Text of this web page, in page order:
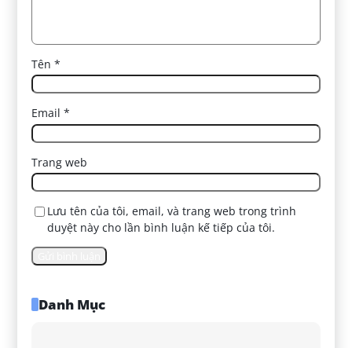
Tên*
Email*
Trang web
Lưu tên của tôi, email, và trang web trong trình
duyệt này cho lần bình luận kế tiếp của tôi.
Danh Mục